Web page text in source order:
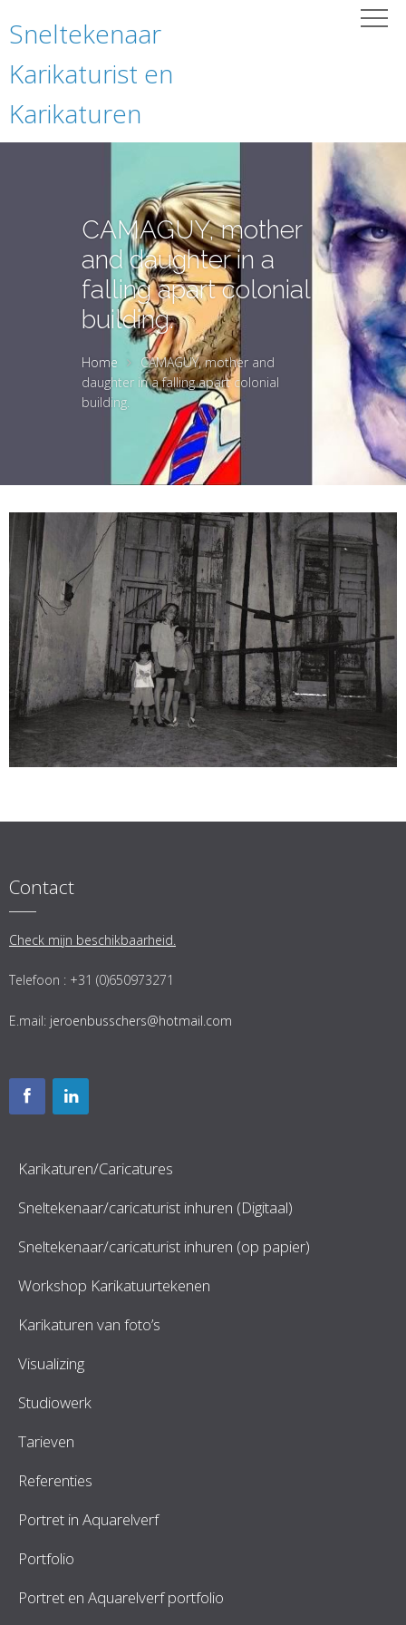
Sneltekenaar
Karikaturist en
Karikaturen
CAMAGUY, mother
and daughter in a
falling apart colonial
building.
Home
CAMAGUY, mother and
daughter in a falling apart colonial
building.
Contact
Check mijn beschikbaarheid.
Telefoon : +31 (0)650973271
E.mail: jeroenbusschers@hotmail.com
Karikaturen/Caricatures
Sneltekenaar/caricaturist inhuren (Digitaal)
Sneltekenaar/caricaturist inhuren (op papier)
Workshop Karikatuurtekenen
Karikaturen van foto’s
Visualizing
Studiowerk
Tarieven
Referenties
Portret in Aquarelverf
Portfolio
Portret en Aquarelverf portfolio